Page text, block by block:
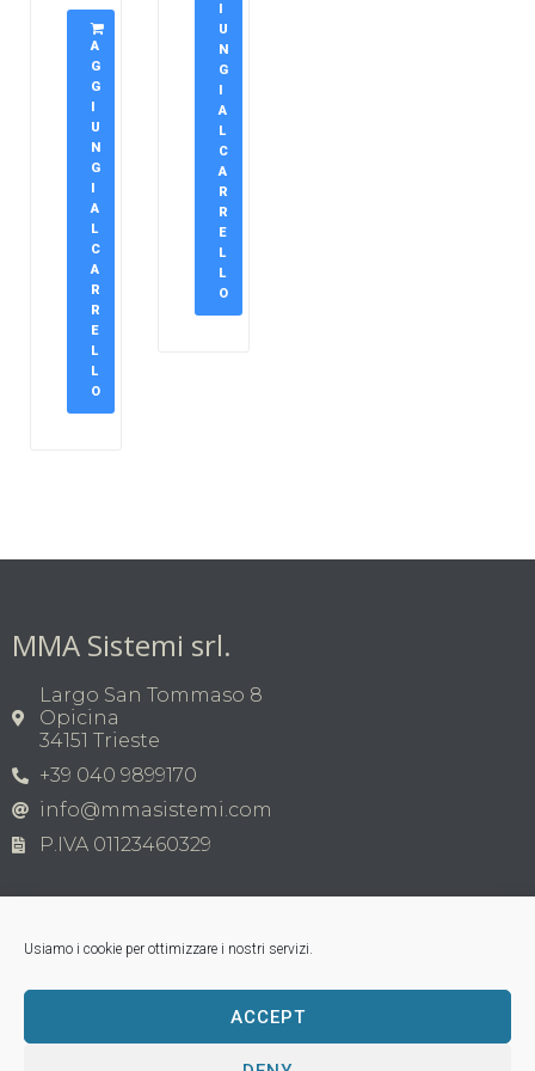
Usiamo i cookie per ottimizzare i nostri servizi.
ACCEPT
A
G
G
I
U
N
G
I
A
L
C
A
R
R
E
L
L
O
I
U
N
G
I
A
L
C
A
R
R
E
L
L
O
MMA Sistemi srl.
Largo San Tommaso 8
Opicina
34151 Trieste
+39 040 9899170
info@mmasistemi.com
P.IVA 01123460329
Copyright © MMA Sistemi s.r.l. 2026 | P.IVA
01123460329